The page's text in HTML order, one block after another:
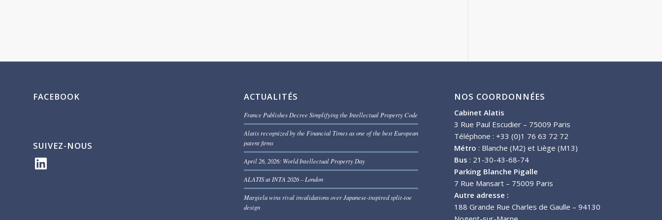
FACEBOOK
SUIVEZ-NOUS
LinkedIn
ACTUALITÉS
France Publishes Decree Simplifying the Intellectual Property Code
Alatis recognized by the Financial Times as one of the best European
patent firms
April 26, 2026: World Intellectual Property Day
ALATIS at INTA 2026 – London
Margiela wins rival invalidations over Japanese-inspired split-toe
design
NOS COORDONNÉES
Cabinet Alatis
3 Rue Paul Escudier – 75009 Paris
Téléphone : +33 (0)1 76 63 72 72
Métro : Blanche (M2) et Liège (M13)
Bus : 21-30-43-68-74
Parking Blanche Pigalle
7 Rue Mansart – 75009 Paris
Autre adresse :
188 Grande Rue Charles de Gaulle – 94130